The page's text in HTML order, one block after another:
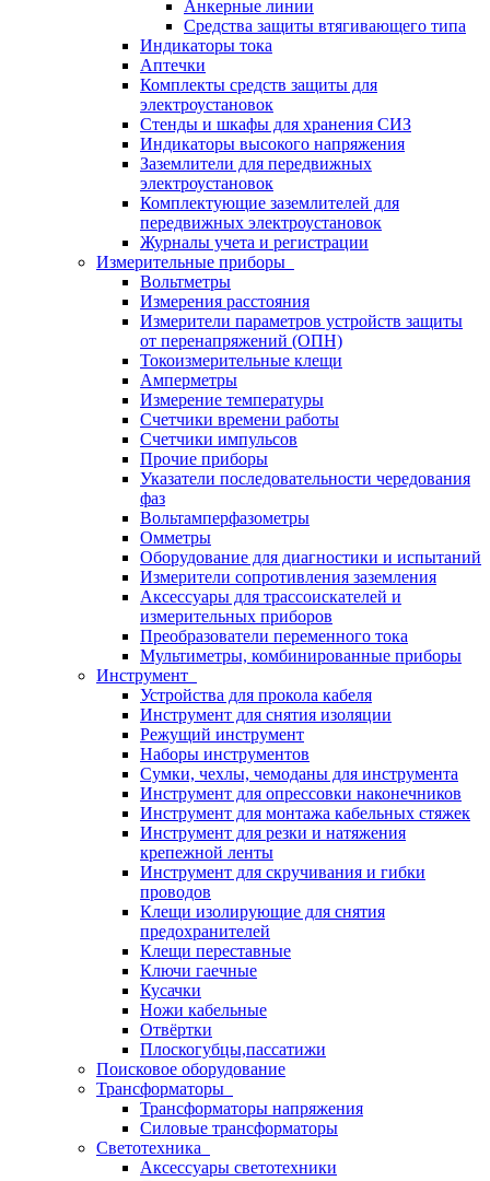
Анкерные линии
Средства защиты втягивающего типа
Индикаторы тока
Аптечки
Комплекты средств защиты для
электроустановок
Стенды и шкафы для хранения СИЗ
Индикаторы высокого напряжения
Заземлители для передвижных
электроустановок
Комплектующие заземлителей для
передвижных электроустановок
Журналы учета и регистрации
Измерительные приборы
Вольтметры
Измерения расстояния
Измерители параметров устройств защиты
от перенапряжений (ОПН)
Токоизмерительные клещи
Амперметры
Измерение температуры
Счетчики времени работы
Счетчики импульсов
Прочие приборы
Указатели последовательности чередования
фаз
Вольтамперфазометры
Омметры
Оборудование для диагностики и испытаний
Измерители сопротивления заземления
Аксессуары для трассоискателей и
измерительных приборов
Преобразователи переменного тока
Мультиметры, комбинированные приборы
Инструмент
Устройства для прокола кабеля
Инструмент для снятия изоляции
Режущий инструмент
Наборы инструментов
Сумки, чехлы, чемоданы для инструмента
Инструмент для опрессовки наконечников
Инструмент для монтажа кабельных стяжек
Инструмент для резки и натяжения
крепежной ленты
Инструмент для скручивания и гибки
проводов
Клещи изолирующие для снятия
предохранителей
Клещи переставные
Ключи гаечные
Кусачки
Ножи кабельные
Отвёртки
Плоскогубцы,пассатижи
Поисковое оборудование
Трансформаторы
Трансформаторы напряжения
Силовые трансформаторы
Светотехника
Аксессуары светотехники